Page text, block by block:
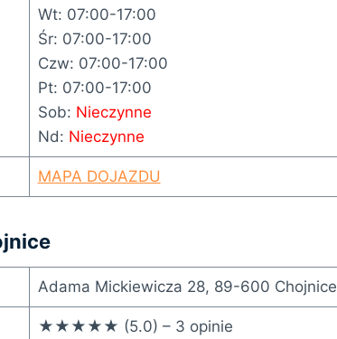
Wt: 07:00-17:00
Śr: 07:00-17:00
Czw: 07:00-17:00
Pt: 07:00-17:00
Sob: Nieczynne
Nd: Nieczynne
MAPA DOJAZDU
Adama Mickiewicza 28, 89-600 Chojnice
★★★★★ (5.0) – 3 opinie